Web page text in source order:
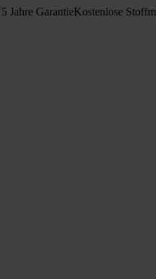
Jahre GarantieKostenlose